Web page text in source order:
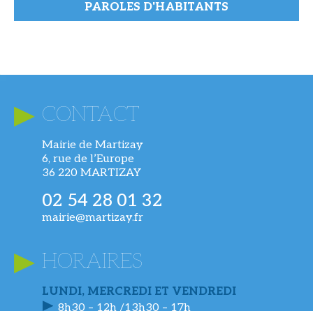
PAROLES D'HABITANTS
CONTACT
Mairie de Martizay
6, rue de l’Europe
36 220 MARTIZAY
02 54 28 01 32
mairie@martizay.fr
HORAIRES
LUNDI, MERCREDI ET VENDREDI
8h30 – 12h /13h30 – 17h